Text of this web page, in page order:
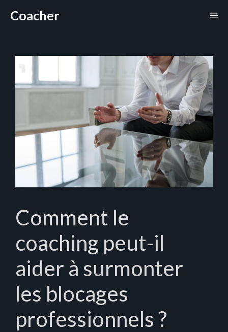
Coacher
Comment le
coaching peut-il
aider à surmonter
les blocages
professionnels ?